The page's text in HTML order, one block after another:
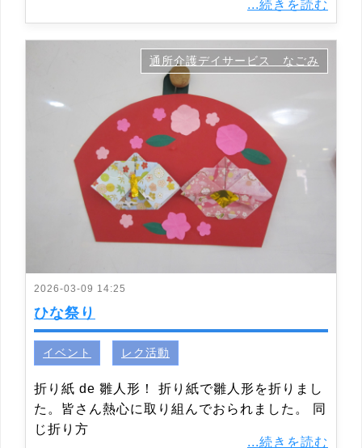
...続きを読む
2026-03-09 14:25
ひな祭り
通所介護デイサービス なごみ
イベント レク活動
折り紙 de 雛人形！ 折り紙で雛人形を折りまし
た。皆さん熱心に取り組んでおられました。 同
じ折り方
...続きを読む